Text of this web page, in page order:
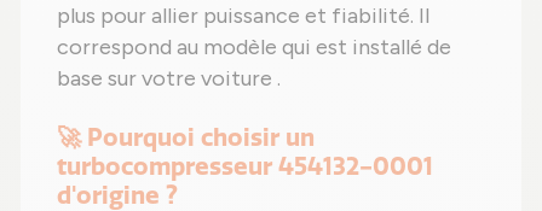
plus pour allier puissance et fiabilité. Il
correspond au modèle qui est installé de
base sur votre voiture .
🚀 Pourquoi choisir un
turbocompresseur 454132-0001
d'origine ?